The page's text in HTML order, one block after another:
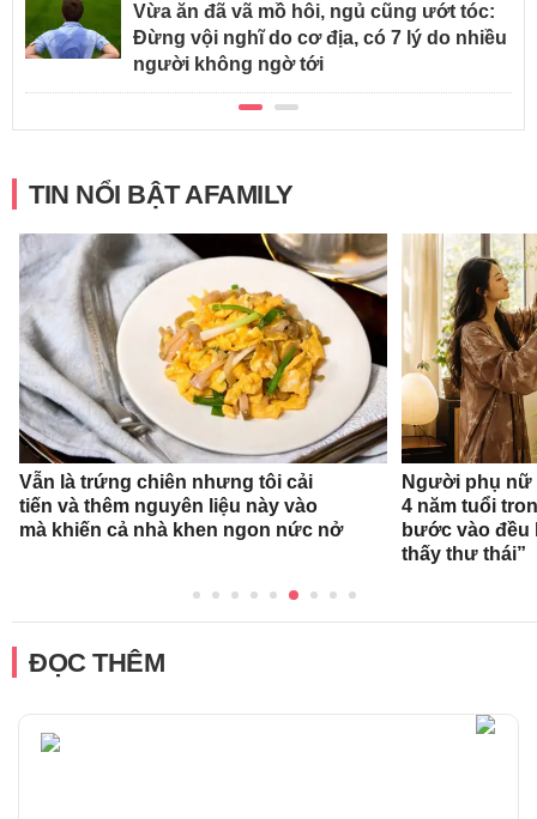
Vừa ăn đã vã mồ hôi, ngủ cũng ướt tóc:
Đừng vội nghĩ do cơ địa, có 7 lý do nhiều
người không ngờ tới
TIN NỔI BẬT AFAMILY
Vẫn là trứng chiên nhưng tôi cải
tiến và thêm nguyên liệu này vào
mà khiến cả nhà khen ngon nức nở
Người phụ nữ
4 năm tuổi
bước vào đều
thấy thư thái”
ĐỌC THÊM